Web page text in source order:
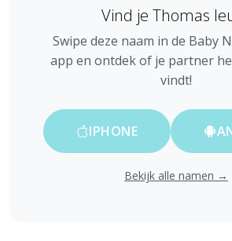
Vind je Thomas
Swipe deze naam in de Baby
app en ontdek of je partner
vindt!
IPHONE
Bekijk alle namen →